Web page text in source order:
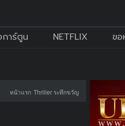
าร์ตูน NETFLIX ข
หน้าแรก Thriller ระทึกขวัญ